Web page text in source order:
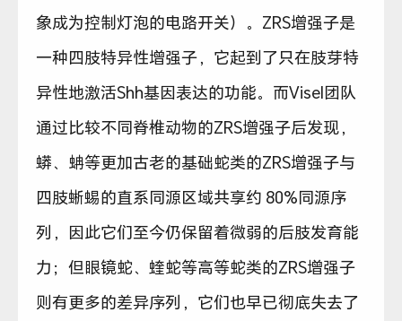
象成为控制灯泡的电路开关）。ZRS增强子是
一种四肢特异性增强子，它起到了只在肢芽特
异性地激活Shh基因表达的功能。而Visel团队
通过比较不同脊椎动物的ZRS增强子后发现，
蟒、蚺等更加古老的基础蛇类的ZRS增强子与
四肢蜥蜴的直系同源区域共享约 80%同源序
列，因此它们至今仍保留着微弱的后肢发育能
力；但眼镜蛇、蝰蛇等高等蛇类的ZRS增强子
则有更多的差异序列，它们也早已彻底失去了